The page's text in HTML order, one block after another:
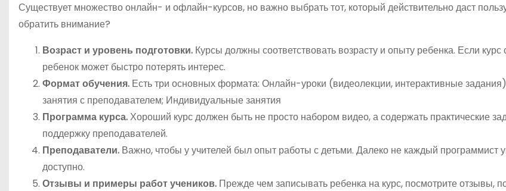
Существует множество онлайн- и офлайн-курсов, но важно выбрать тот, который действительно даст
обратить внимание?
Возраст и уровень подготовки. Курсы должны соответствовать возрасту и опыту ребенка. Если
ребенок может быстро потерять интерес.
Формат обучения. Есть три основных формата: Онлайн-уроки (видеолекции, интерактивные
занятия с преподавателем; Индивидуальные занятия
Программа курса.Хороший курс должен быть не просто набором видео, а содержать практические
поддержку преподавателей.
Преподаватели. Важно, чтобы у учителей был опыт работы с детьми. Далеко не каждый программист
доступно.
Отзывы и примеры работ учеников. Прежде чем записывать ребенка на курс, посмотрите отзывы,